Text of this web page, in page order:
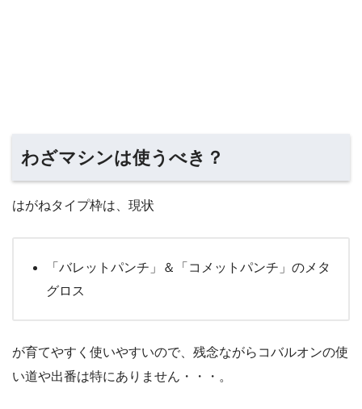
わざマシンは使うべき？
はがねタイプ枠は、現状
「バレットパンチ」＆「コメットパンチ」のメタ
グロス
が育てやすく使いやすいので、残念ながらコバルオンの使
い道や出番は特にありません・・・。